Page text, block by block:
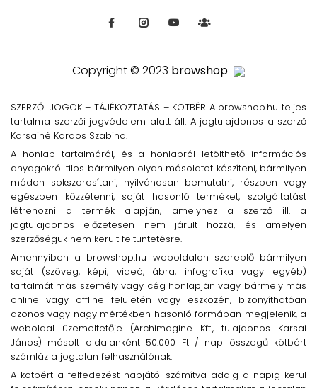
Copyright © 2023 browshop
SZERZŐI JOGOK – TÁJÉKOZTATÁS – KÖTBÉR A browshop.hu teljes
tartalma szerzői jogvédelem alatt áll. A jogtulajdonos a szerző
Karsainé Kardos Szabina.
A honlap tartalmáról, és a honlapról letölthető információs
anyagokról tilos bármilyen olyan másolatot készíteni, bármilyen
módon sokszorosítani, nyilvánosan bemutatni, részben vagy
egészben közzétenni, saját hasonló terméket, szolgáltatást
létrehozni a termék alapján, amelyhez a szerző ill. a
jogtulajdonos előzetesen nem járult hozzá, és amelyen
szerzőségük nem került feltüntetésre.
Amennyiben a browshop.hu weboldalon szereplő bármilyen
saját (szöveg, képi, videó, ábra, infografika vagy egyéb)
tartalmát más személy vagy cég honlapján vagy bármely más
online vagy offline felületén vagy eszközén, bizonyíthatóan
azonos vagy nagy mértékben hasonló formában megjelenik, a
weboldal üzemeltetője (Archimagine Kft., tulajdonos Karsai
János) másolt oldalanként 50.000 Ft / nap összegű kötbért
számláz a jogtalan felhasználónak.
A kötbért a felfedezést napjától számítva addig a napig kerül